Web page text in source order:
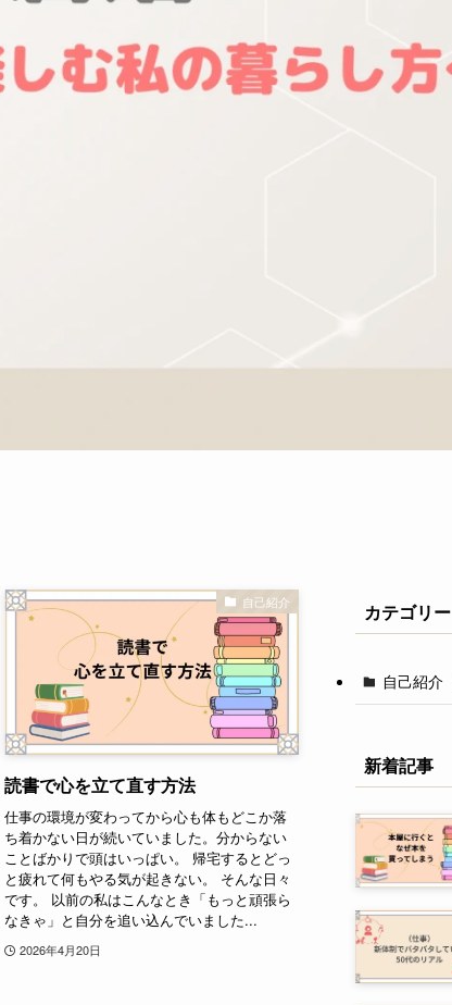
自己紹介
読書で心を立て直す方法
仕事の環境が変わってから心も体もどこか落
ち着かない日が続いていました。分からない
ことばかりで頭はいっぱい。 帰宅するとどっ
と疲れて何もやる気が起きない。 そんな日々
です。 以前の私はこんなとき「もっと頑張ら
なきゃ」と自分を追い込んでいました...
2026年4月20日
カテゴリー
自己紹介
新着記事